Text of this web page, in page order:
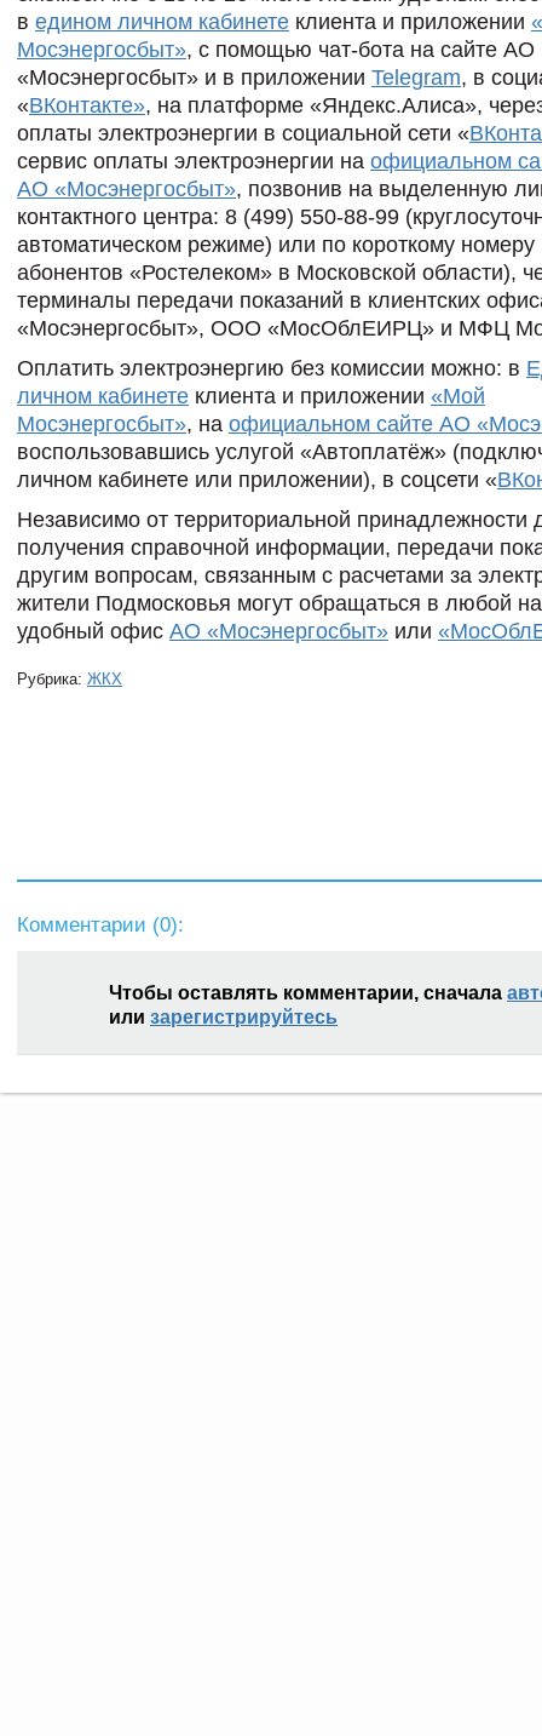
в едином личном кабинете клиента и приложении
Мосэнергосбыт», с помощью чат-бота на сайте АО
«Мосэнергосбыт» и в приложении Telegram, в
«ВКонтакте», на платформе «Яндекс.Алиса»,
оплаты электроэнергии в социальной сети «
сервис оплаты электроэнергии на официальном
АО «Мосэнергосбыт», позвонив на выделенную
контактного центра: 8 (499) 550-88-99
автоматическом режиме) или по короткому
абонентов «Ростелеком» в Московской области),
терминалы передачи показаний в клиентских
«Мосэнергосбыт», ООО «МосОблЕИРЦ» и МФЦ
Оплатить электроэнергию без комиссии можно: в
личном кабинете клиента и приложении «Мой
Мосэнергосбыт», на официальном сайте АО
воспользовавшись услугой «Автоплатёж»
личном кабинете или приложении), в соцсети «
Независимо от территориальной принадлежности
получения справочной информации, передачи
другим вопросам, связанным с расчетами за
жители Подмосковья могут обращаться в любой
удобный офис АО «Мосэнергосбыт» или
Рубрика: ЖКХ
Комментарии (0):
Чтобы оставлять комментарии, сначала
или зарегистрируйтесь